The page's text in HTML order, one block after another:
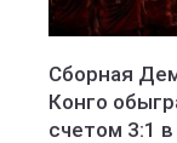
Сборная
Конго
счетом 3:1